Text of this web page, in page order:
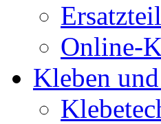
Online-
Kleben